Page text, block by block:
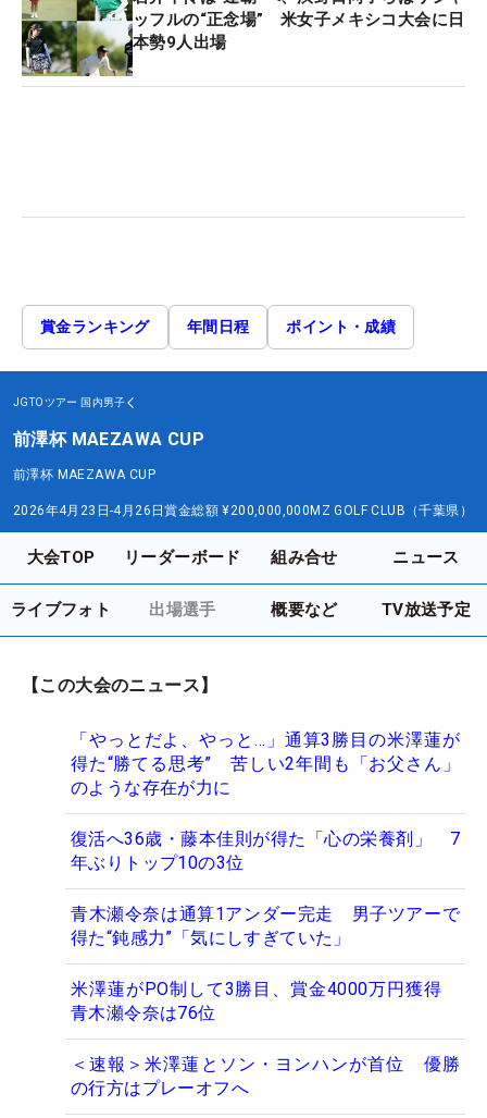
ッフルの“正念場” 米女子メキシコ大会に日
本勢9人出場
賞金ランキング 年間日程 ポイント・成績
JGTOツアー 国内男子
前澤杯 MAEZAWA CUP
前澤杯 MAEZAWA CUP
2026年4月23日-4月26日賞金総額 ¥200,000,000 MZ GOLF CLUB（千葉県）
大会TOP リーダーボード 組み合せ ニュース
ライブフォト 出場選手 概要など TV放送予定
【この大会のニュース】
「やっとだよ、やっと…」通算3勝目の米澤蓮が
得た“勝てる思考” 苦しい2年間も「お父さん」
のような存在が力に
復活へ36歳・藤本佳則が得た「心の栄養剤」 7
年ぶりトップ10の3位
青木瀬令奈は通算1アンダー完走 男子ツアーで
得た“鈍感力”「気にしすぎていた」
米澤蓮がPO制して3勝目、賞金4000万円獲得
青木瀬令奈は76位
＜速報＞米澤蓮とソン・ヨンハンが首位 優勝
の行方はプレーオフへ